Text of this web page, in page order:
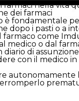
farmaci nella vita
dei farmaci
è fondamentale
dopo i pasti o a
come
medico o dal
di
con il medico